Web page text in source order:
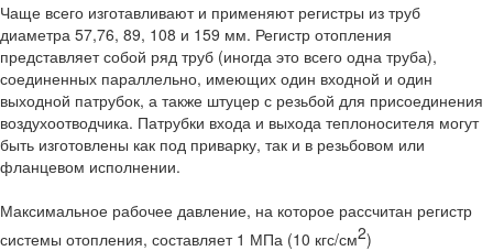
Чаще всего изготавливают и применяют регистры из труб
диаметра 57,76, 89, 108 и 159 мм. Регистр отопления
представляет собой ряд труб (иногда это всего одна труба),
соединенных параллельно, имеющих один входной и один
выходной патрубок, а также штуцер с резьбой для присоединения
воздухоотводчика. Патрубки входа и выхода теплоносителя могут
быть изготовлены как под приварку, так и в резьбовом или
фланцевом исполнении.
Максимальное рабочее давление, на которое рассчитан регистр
системы отопления, составляет 1 МПа (10 кгс/см2)